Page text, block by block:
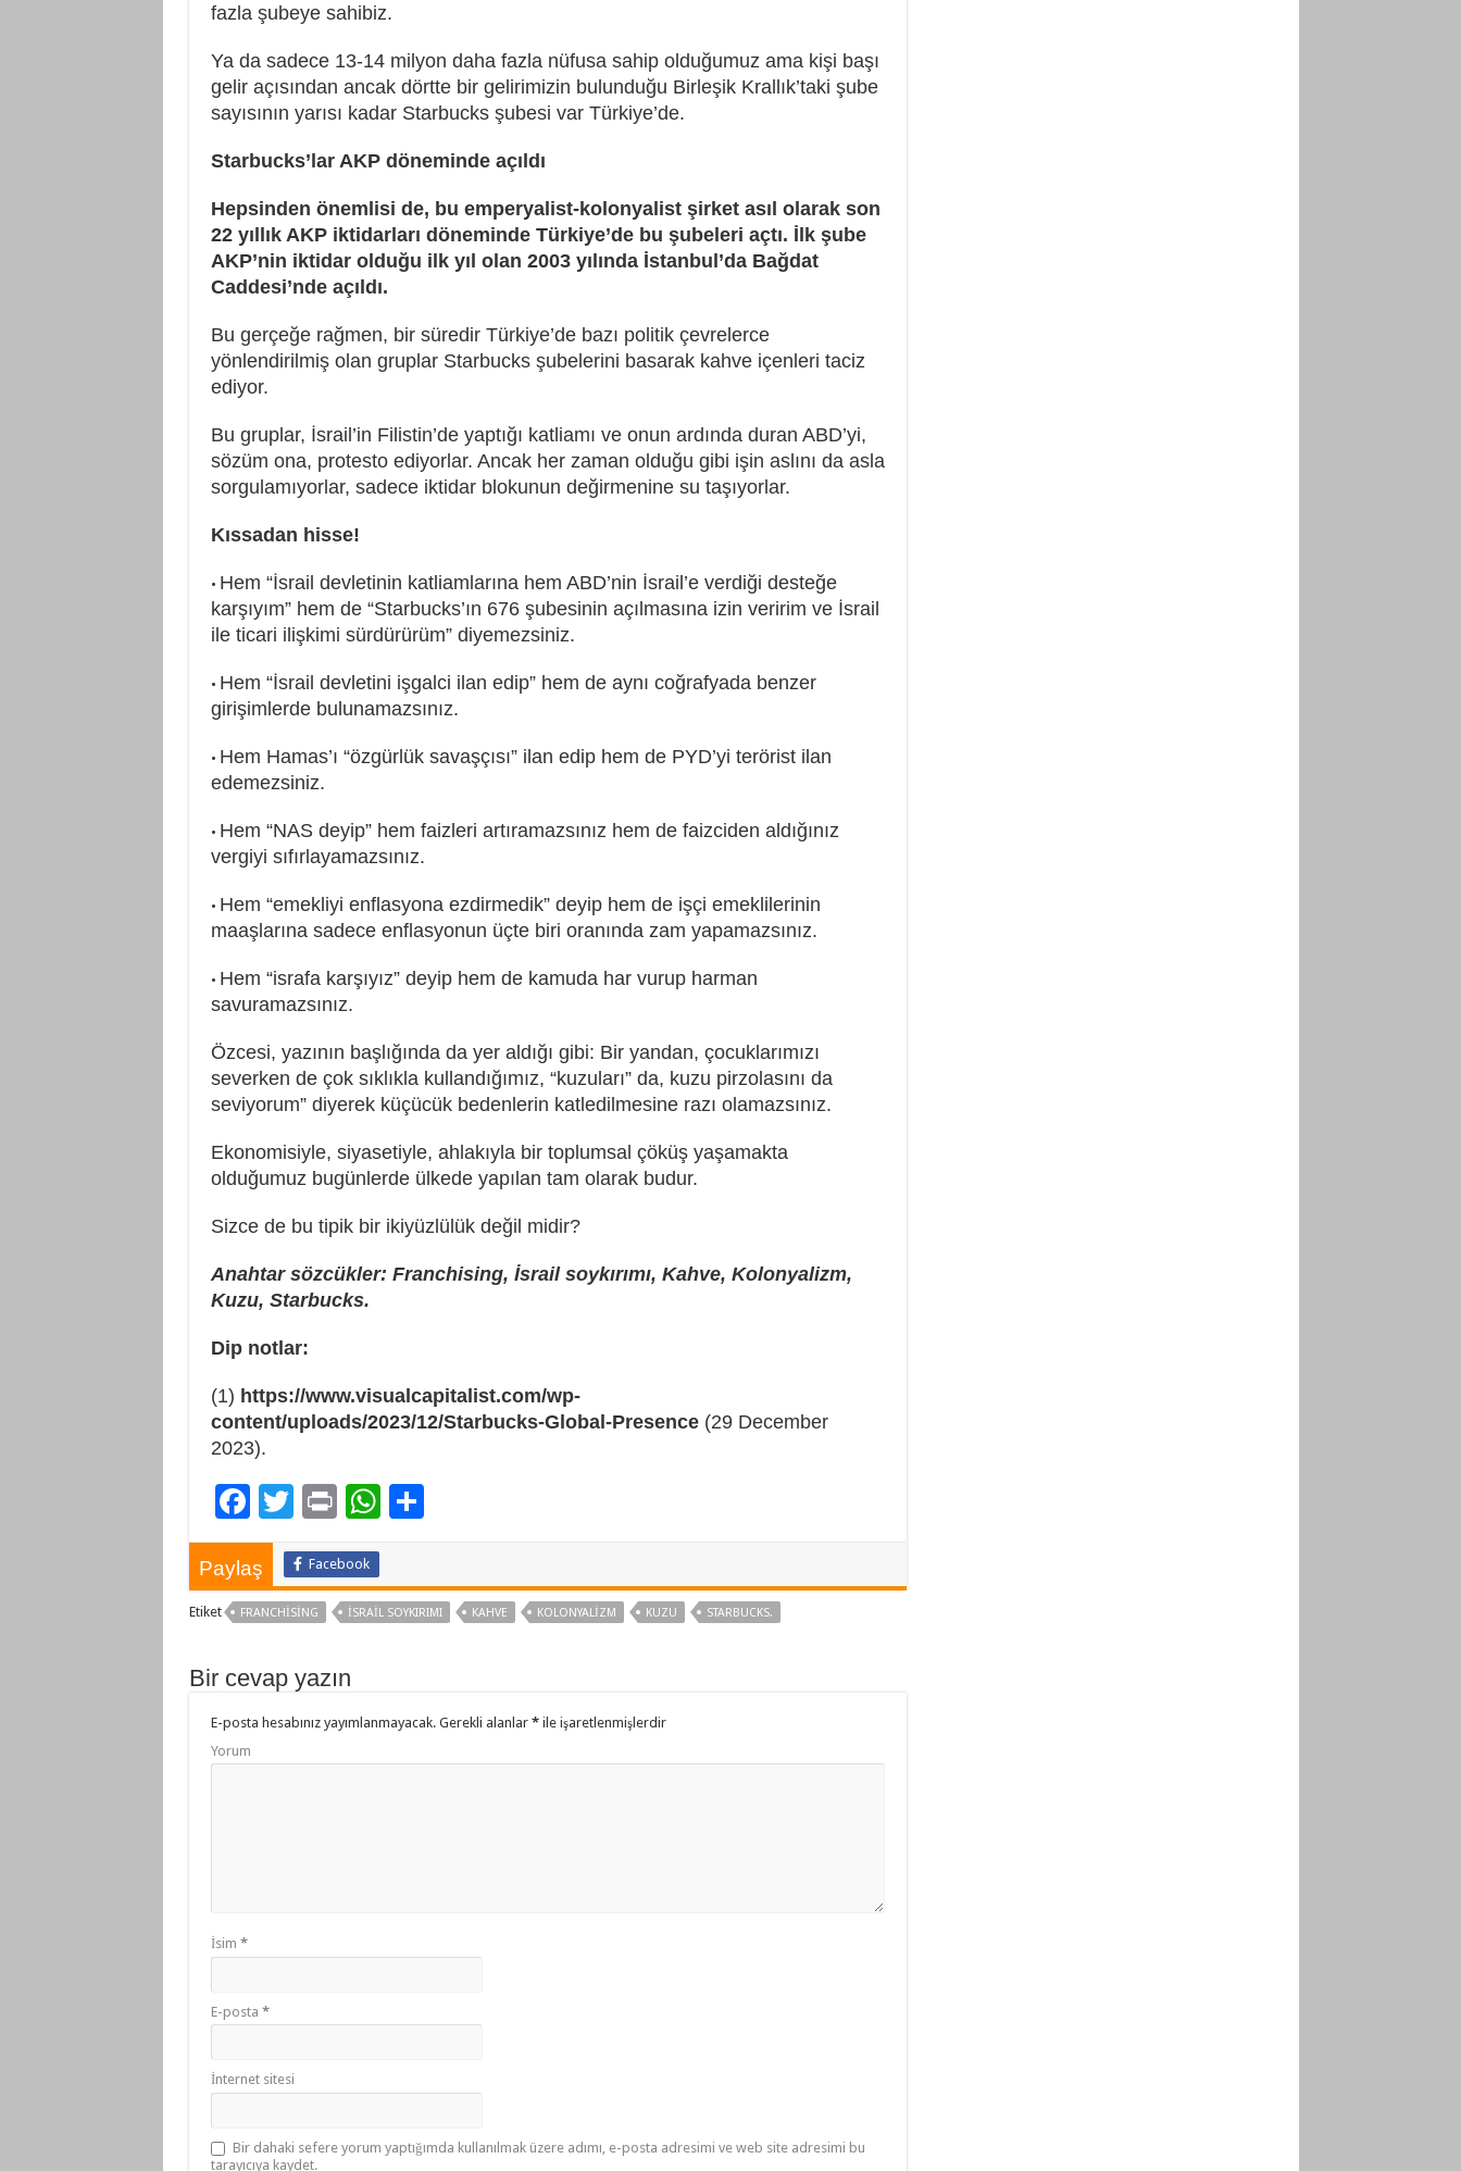
fazla şubeye sahibiz.
Ya da sadece 13-14 milyon daha fazla nüfusa sahip olduğumuz ama kişi başı
gelir açısından ancak dörtte bir gelirimizin bulunduğu Birleşik Krallık’taki şube
sayısının yarısı kadar Starbucks şubesi var Türkiye’de.
Starbucks’lar AKP döneminde açıldı
Hepsinden önemlisi de, bu emperyalist-kolonyalist şirket asıl olarak son
22 yıllık AKP iktidarları döneminde Türkiye’de bu şubeleri açtı. İlk şube
AKP’nin iktidar olduğu ilk yıl olan 2003 yılında İstanbul’da Bağdat
Caddesi’nde açıldı.
Bu gerçeğe rağmen, bir süredir Türkiye’de bazı politik çevrelerce
yönlendirilmiş olan gruplar Starbucks şubelerini basarak kahve içenleri taciz
ediyor.
Bu gruplar, İsrail’in Filistin’de yaptığı katliamı ve onun ardında duran ABD’yi,
sözüm ona, protesto ediyorlar. Ancak her zaman olduğu gibi işin aslını da asla
sorgulamıyorlar, sadece iktidar blokunun değirmenine su taşıyorlar.
Kıssadan hisse!
• Hem “İsrail devletinin katliamlarına hem ABD’nin İsrail’e verdiği desteğe
karşıyım” hem de “Starbucks’ın 676 şubesinin açılmasına izin veririm ve İsrail
ile ticari ilişkimi sürdürürüm” diyemezsiniz.
• Hem “İsrail devletini işgalci ilan edip” hem de aynı coğrafyada benzer
girişimlerde bulunamazsınız.
• Hem Hamas’ı “özgürlük savaşçısı” ilan edip hem de PYD’yi terörist ilan
edemezsiniz.
• Hem “NAS deyip” hem faizleri artıramazsınız hem de faizciden aldığınız
vergiyi sıfırlayamazsınız.
• Hem “emekliyi enflasyona ezdirmedik” deyip hem de işçi emeklilerinin
maaşlarına sadece enflasyonun üçte biri oranında zam yapamazsınız.
• Hem “israfa karşıyız” deyip hem de kamuda har vurup harman
savuramazsınız.
Özcesi, yazının başlığında da yer aldığı gibi: Bir yandan, çocuklarımızı
severken de çok sıklıkla kullandığımız, “kuzuları” da, kuzu pirzolasını da
seviyorum” diyerek küçücük bedenlerin katledilmesine razı olamazsınız.
Ekonomisiyle, siyasetiyle, ahlakıyla bir toplumsal çöküş yaşamakta
olduğumuz bugünlerde ülkede yapılan tam olarak budur.
Sizce de bu tipik bir ikiyüzlülük değil midir?
Anahtar sözcükler: Franchising, İsrail soykırımı, Kahve, Kolonyalizm,
Kuzu, Starbucks.
Dip notlar:
(1) https://www.visualcapitalist.com/wp-
content/uploads/2023/12/Starbucks-Global-Presence(29 December
2023).
F
ac
e
b
o
k
T
tt
er
Pr
t
W
sA
P
aş
Paylaş Facebook
Etiket FRANCHISING İSRAIL SOYKIRIMI KAHVE KOLONYALIZM KUZU STARBUCKS.
Bir cevap yazın
E-posta hesabınız yayımlanmayacak.Gerekli alanlar *ile işaretlenmişlerdir
Yorum
İsim *
E-posta *
İnternet sitesi
Bir dahaki sefere yorum yaptığımda kullanılmak üzere adımı, e-posta adresimi ve web site adresimi bu
tarayıcıya kaydet.